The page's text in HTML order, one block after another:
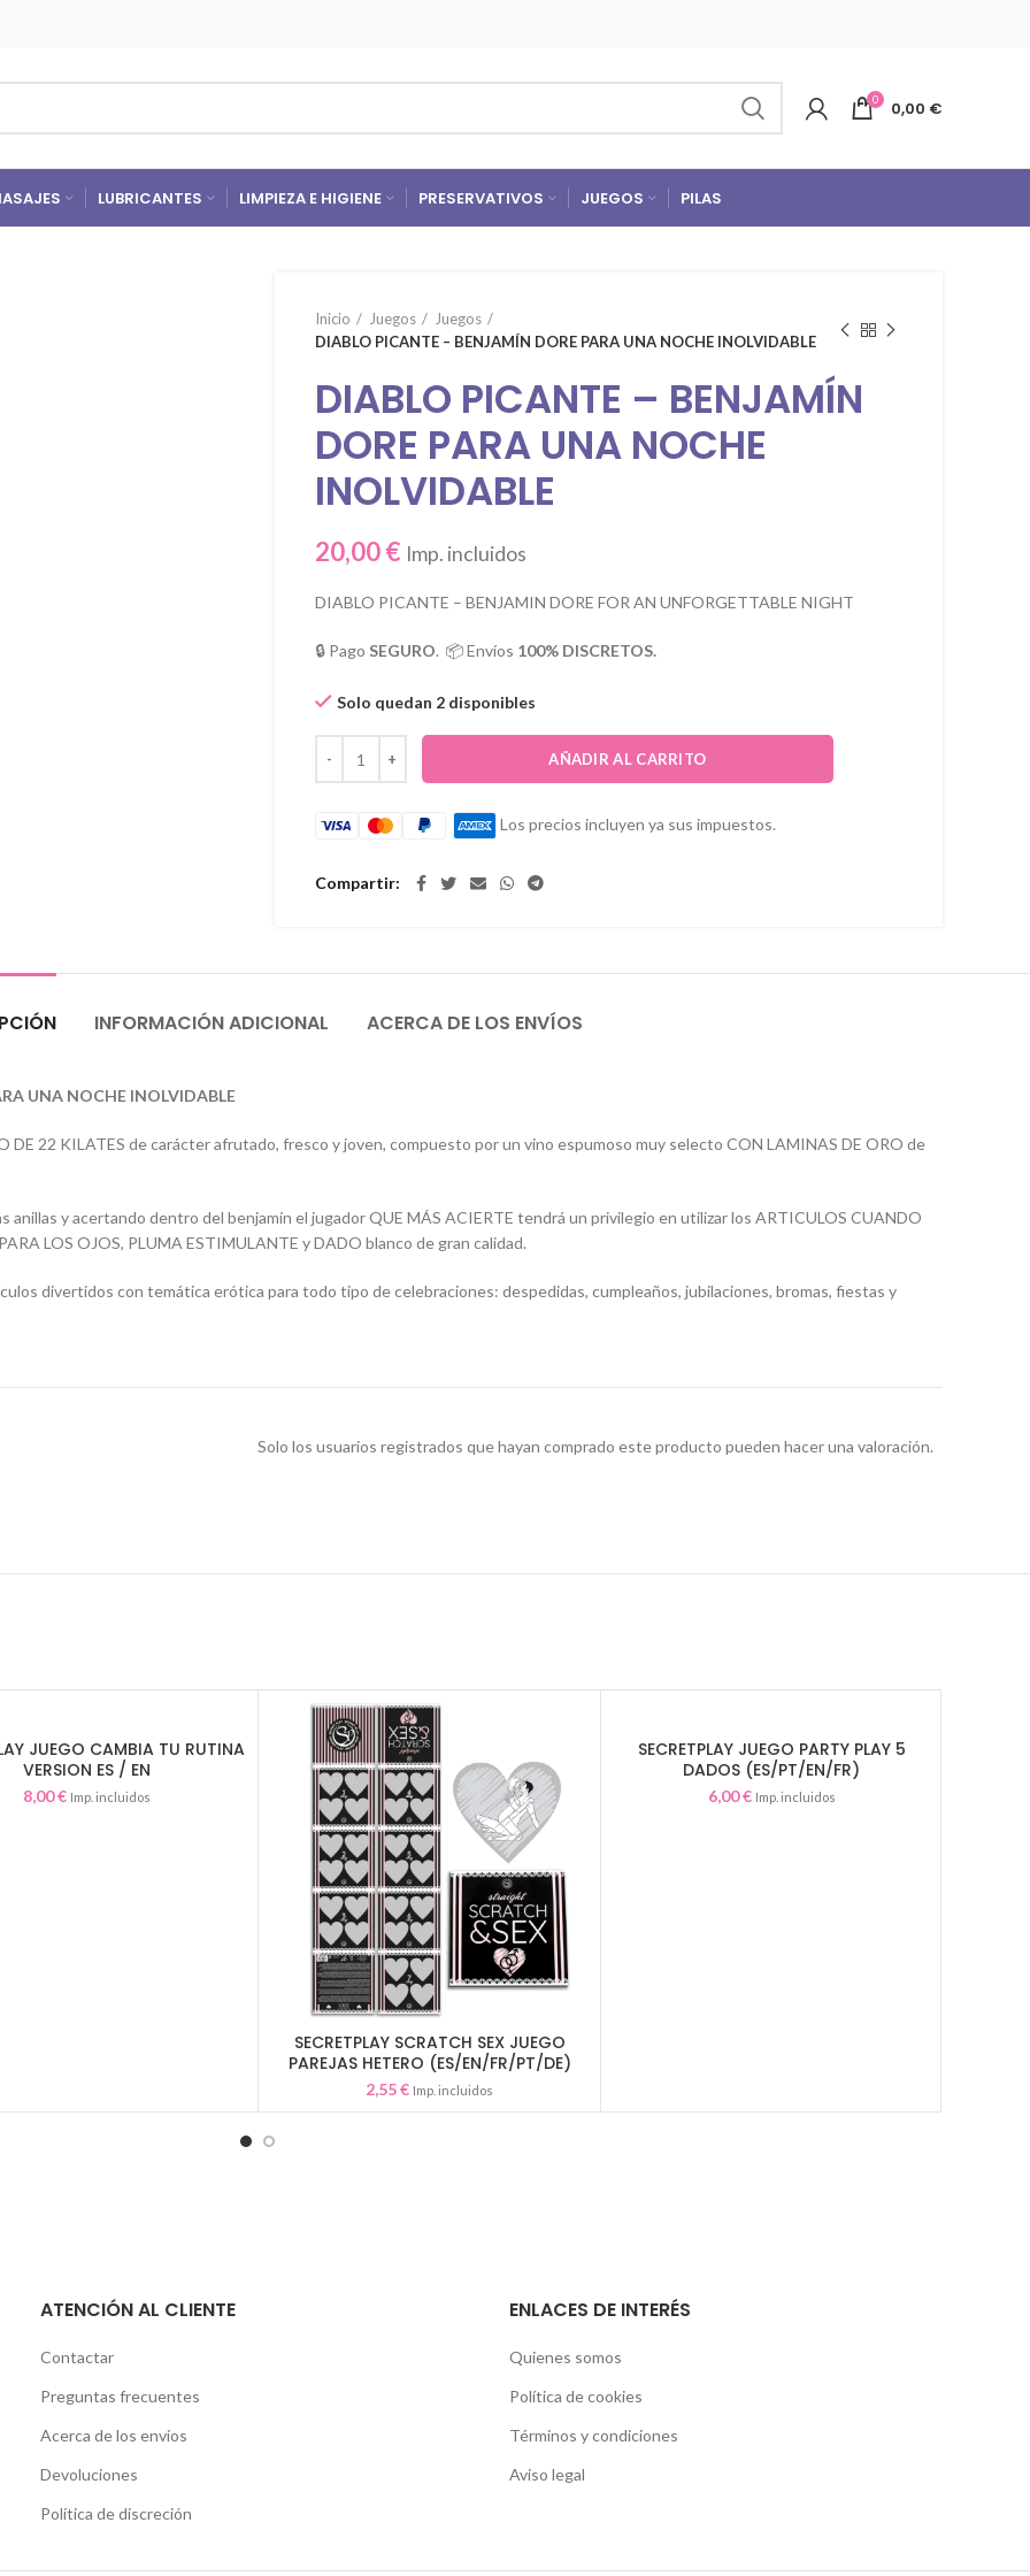
0 0,00 €
LUBRICANTES LIMPIEZA E HIGIENE PRESERVATIVOS JUEGOS PILAS
Inicio Juegos
Juegos
DIABLO PICANTE – BENJAMÍN DORE PARA UNA NOCHE INOLVIDABLE
DIABLO PICANTE – BENJAMÍN
DORE PARA UNA NOCHE
INOLVIDABLE
20,00€ Imp. incluidos
DIABLO PICANTE – BENJAMIN DORE FOR AN UNFORGETTABLE NIGHT
🔒 Pago SEGURO. 📦 Envíos 100% DISCRETOS.
Solo quedan 2 disponibles
AÑADIR AL CARRITO
Los precios incluyen ya sus impuestos.
Compartir
INFORMACIÓN ADICIONAL ACERCA DE LOS ENVÍOS
UNA NOCHE INOLVIDABLE
DE 22 KILATES de carácter afrutado, fresco y joven, compuesto por un vino espumoso muy selecto CON LAMINAS DE ORO de
anillas y acertando dentro del benjamín el jugador QUE MÁS ACIERTE tendrá un privilegio en utilizar los ARTICULOS CUANDO
LOS OJOS, PLUMA ESTIMULANTE y DADO blanco de gran calidad.
divertidos con temática erótica para todo tipo de celebraciones: despedidas, cumpleaños, jubilaciones, bromas, fiestas y
Solo los usuarios registrados que hayan comprado este producto pueden hacer una valoración.
AÑADIR AL CARRITO
JUEGO CAMBIA TU RUTINA
VERSION ES / EN
8,00€ Imp. incluidos
AÑADIR AL CARRITO
SECRETPLAY SCRATCH SEX JUEGO
PAREJAS HETERO (ES/EN/FR/PT/DE)
2,55€ Imp. incluidos
AÑADIR AL CARRITO
SECRETPLAY JUEGO PARTY PLAY 5
DADOS (ES/PT/EN/FR)
6,00€ Imp. incluidos
ATENCIÓN AL CLIENTE
Contactar
Preguntas frecuentes
Acerca de los envíos
Devoluciones
Política de discreción
ENLACES DE INTERÉS
Quienes somos
Política de cookies
Términos y condiciones
Aviso legal